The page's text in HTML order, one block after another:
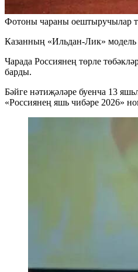
Фотоны чараны оештыручылар
Казанның «Ильдан-Лик» модель
Чарада Россиянең төрле
барды.
Бәйге нәтиҗәләре буенча 13
«Россиянең яшь чибәре 2026»